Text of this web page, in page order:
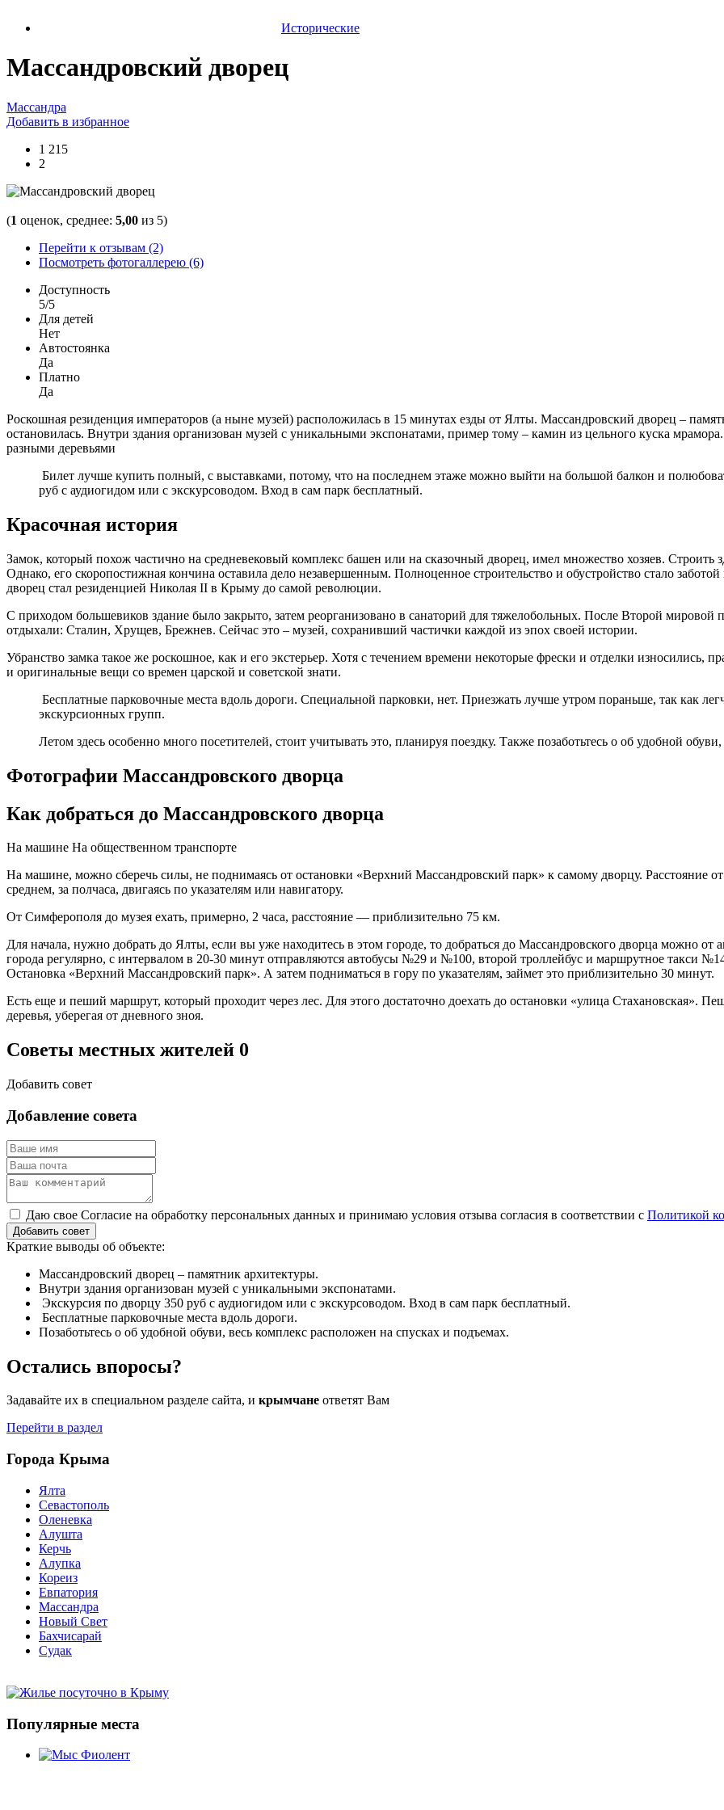
Исторические
Массандровский дворец
Массандра
Добавить в избранное
1 215
2
(1 оценок, среднее: 5,00 из 5)
Перейти к отзывам (2)
Посмотреть фотогаллерею (6)
Доступность
5/5
Для детей
Нет
Автостоянка
Да
Платно
Да
Роскошная резиденция императоров (а ныне музей) расположилась в 15 минутах езды от Ялты. Массандровский дворец –
остановилась. Внутри здания организован музей с уникальными экспонатами, пример тому – камин из цельного куска
разными деревьями
Билет лучше купить полный, с выставками, потому, что на последнем этаже можно выйти на большой балкон и
руб с аудиогидом или с экскурсоводом. Вход в сам парк бесплатный.
Красочная история
Замок, который похож частично на средневековый комплекс башен или на сказочный дворец, имел множество хозяев.
Однако, его скоропостижная кончина оставила дело незавершенным. Полноценное строительство и обустройство стало
дворец стал резиденцией Николая II в Крыму до самой революции.
С приходом большевиков здание было закрыто, затем реорганизовано в санаторий для тяжелобольных. После Второй мировой
отдыхали: Сталин, Хрущев, Брежнев. Сейчас это – музей, сохранивший частички каждой из эпох своей истории.
Убранство замка такое же роскошное, как и его экстерьер. Хотя с течением времени некоторые фрески и отделки износились,
и оригинальные вещи со времен царской и советской знати.
Бесплатные парковочные места вдоль дороги. Специальной парковки, нет. Приезжать лучше утром пораньше, так как
экскурсионных групп.
Летом здесь особенно много посетителей, стоит учитывать это, планируя поездку. Также позаботьтесь о об удобной
Фотографии Массандровского дворца
Как добраться до Массандровского дворца
На машине На общественном транспорте
На машине, можно сберечь силы, не поднимаясь от остановки «Верхний Массандровский парк» к самому дворцу. Расстояние
среднем, за полчаса, двигаясь по указателям или навигатору.
От Симферополя до музея ехать, примерно, 2 часа, расстояние — приблизительно 75 км.
Для начала, нужно добрать до Ялты, если вы уже находитесь в этом городе, то добраться до Массандровского дворца можно
города регулярно, с интервалом в 20-30 минут отправляются автобусы №29 и №100, второй троллейбус и маршрутное такси
Остановка «Верхний Массандровский парк». А затем подниматься в гору по указателям, займет это приблизительно 30 минут.
Есть еще и пеший маршрут, который проходит через лес. Для этого достаточно доехать до остановки «улица Стахановская».
деревья, уберегая от дневного зноя.
Советы местных жителей 0
Добавить совет
Добавление совета
Даю свое Согласие на обработку персональных данных и принимаю условия отзыва согласия в соответствии с Политикой
Добавить совет
Краткие выводы об объекте:
Массандровский дворец – памятник архитектуры.
Внутри здания организован музей с уникальными экспонатами.
Экскурсия по дворцу 350 руб с аудиогидом или с экскурсоводом. Вход в сам парк бесплатный.
Бесплатные парковочные места вдоль дороги.
Позаботьтесь о об удобной обуви, весь комплекс расположен на спусках и подъемах.
Остались впоросы?
Задавайте их в специальном разделе сайта, и крымчане ответят Вам
Перейти в раздел
Города Крыма
Ялта
Севастополь
Оленевка
Алушта
Керчь
Алупка
Кореиз
Евпатория
Массандра
Новый Свет
Бахчисарай
Судак
Популярные места